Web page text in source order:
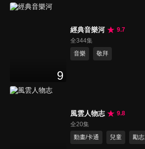
9
經典音樂河
9.7
全344集
音樂
敬拜
風雲人物志
9.8
全20集
動畫/卡通
兒童 勵志